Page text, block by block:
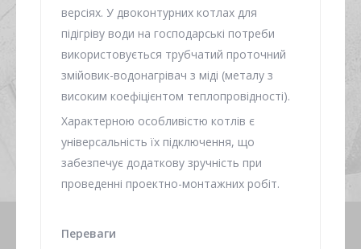
версіях. У двоконтурних котлах для
підігріву води на господарські потреби
використовується трубчатий проточний
змійовик-водонагрівач з міді (металу з
високим коефіцієнтом теплопровідності).
Характерною особливістю котлів є
універсальність їх підключення, що
забезпечує додаткову зручність при
проведенні проектно-монтажних робіт.
Переваги